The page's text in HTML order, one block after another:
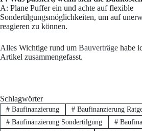
A: Plane Puffer ein und achte auf flexible
Sondertilgungsmöglichkeiten, um auf
reagieren zu können.
Alles Wichtige rund um Bauverträge habe
Artikel zusammengefasst.
Schlagwörter
#Baufinanzierung #Baufinanzierung
#Baufinanzierung Sondertilgung #